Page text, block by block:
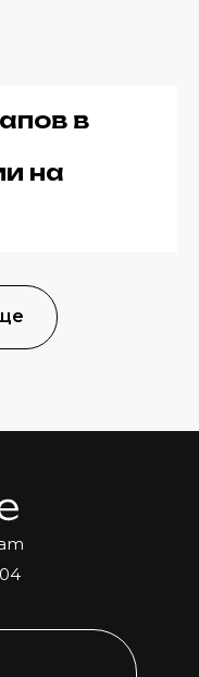
в
на